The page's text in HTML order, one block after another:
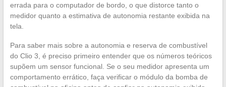
errada para o computador de bordo, o que distorce tanto o
medidor quanto a estimativa de autonomia restante exibida na
tela.
Para saber mais sobre a autonomia e reserva de combustível
do Clio 3, é preciso primeiro entender que os números teóricos
supõem um sensor funcional. Se o seu medidor apresenta um
comportamento errático, faça verificar o módulo da bomba de